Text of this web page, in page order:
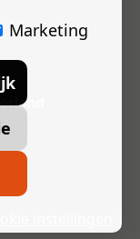
Marketing